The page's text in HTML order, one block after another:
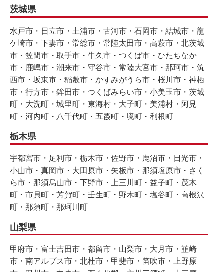
茨城県
水戸市・日立市・土浦市・古河市・石岡市・結城市・龍
ケ崎市・下妻市・常総市・常陸太田市・高萩市・北茨城
市・笠間市・取手市・牛久市・つくば市・ひたちなか
市・鹿嶋市・潮来市・守谷市・常陸大宮市・那珂市・筑
西市・坂東市・稲敷市・かすみがうら市・桜川市・神栖
市・行方市・鉾田市・つくばみらい市・小美玉市・茨城
町・大洗町・城里町・東海村・大子町・美浦村・阿見
町・河内町・八千代町・五霞町・境町・利根町
栃木県
宇都宮市・足利市・栃木市・佐野市・鹿沼市・日光市・
小山市・真岡市・大田原市・矢板市・那須塩原市・さく
ら市・那須烏山市・下野市・上三川町・益子町・茂木
町・市貝町・芳賀町・壬生町・野木町・塩谷町・高根沢
町・那須町・那珂川町
山梨県
甲府市・富士吉田市・都留市・山梨市・大月市・韮崎
市・南アルプス市・北杜市・甲斐市・笛吹市・上野原